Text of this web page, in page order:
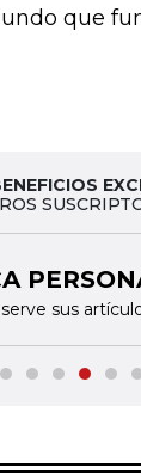
que
sus